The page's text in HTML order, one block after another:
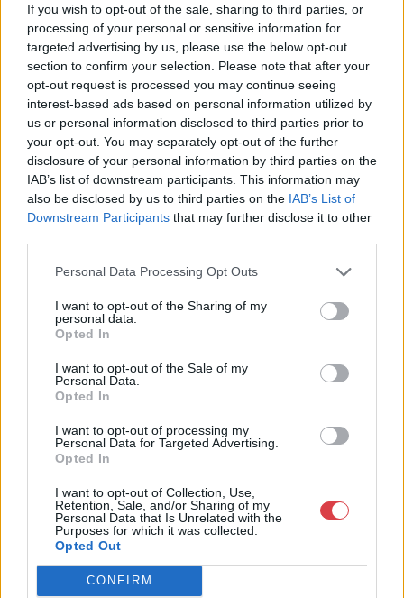
If you wish to opt-out of the sale, sharing to third parties, or
processing of your personal or sensitive information for
targeted advertising by us, please use the below opt-out
section to confirm your selection. Please note that after your
opt-out request is processed you may continue seeing
interest-based ads based on personal information utilized by
us or personal information disclosed to third parties prior to
your opt-out. You may separately opt-out of the further
disclosure of your personal information by third parties on the
IAB’s list of downstream participants. This information may
also be disclosed by us to third parties on the IAB’s List of
Downstream Participants that may further disclose it to other
Personal Data Processing Opt Outs
I want to opt-out of the Sharing of my
personal data.
Opted In
I want to opt-out of the Sale of my
Personal Data.
Opted In
I want to opt-out of processing my
Personal Data for Targeted Advertising.
Opted In
I want to opt-out of Collection, Use,
Retention, Sale, and/or Sharing of my
Personal Data that Is Unrelated with the
Purposes for which it was collected.
Opted Out
CONFIRM
Eladó adatai
Eladó:Virág Judit Galéria
Cím: Nemes Zsófia
Mű-Terem Galéria Kft.
1055 Budapest, Falk Miksa u. 30
Telefon: 36-1-312-2071, 269-4681 269-4681
Weboldal: http://www.viragjuditgaleria.hu
Bemutatkozás: Kiemelkedő kvalitású 19. és 20. századi magyar
GALÉRIA TOVÁBBI MŰTÁRGYAI
KAPCSOLÓDÓ MŰTÁRGYAK